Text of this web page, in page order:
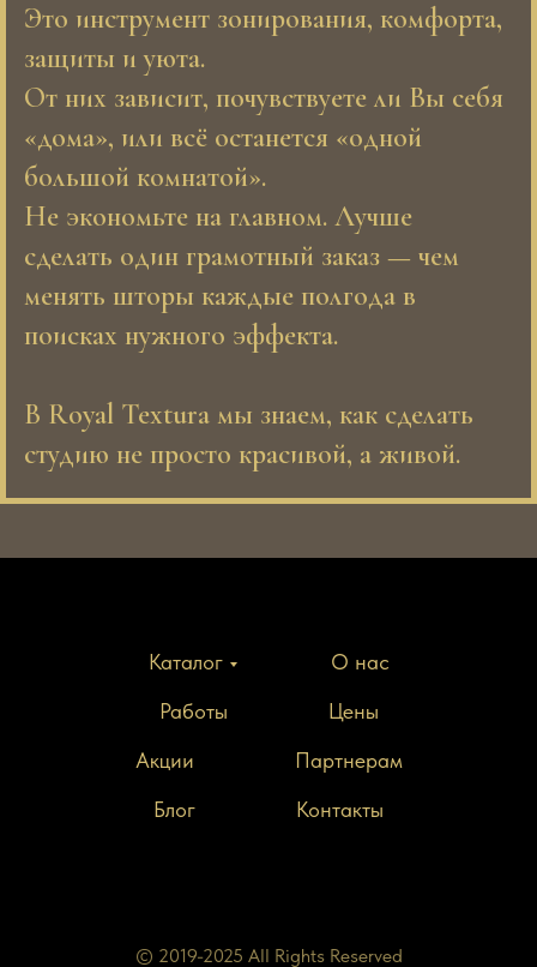
Это инструмент зонирования, комфорта,
защиты и уюта.
От них зависит, почувствуете ли Вы себя
«дома», или всё останется «одной
большой комнатой».
Не экономьте на главном. Лучше
сделать один грамотный заказ — чем
менять шторы каждые полгода в
поисках нужного эффекта.
В Royal Textura мы знаем, как сделать
студию не просто красивой, а живой.
Каталог
О нас
Работы
Цены
Акции
Партнерам
Блог
Контакты
© 2019-2025 All Rights Reserved